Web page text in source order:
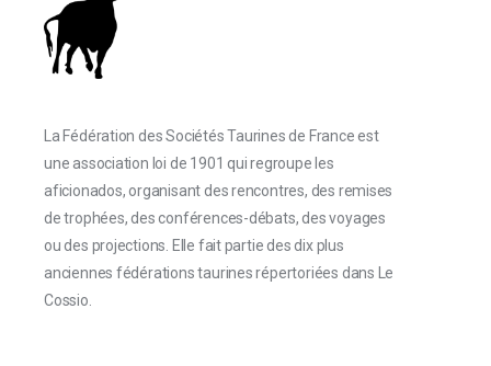
La Fédération des Sociétés Taurines de France est
une association loi de 1901 qui regroupe les
aficionados, organisant des rencontres, des remises
de trophées, des conférences-débats, des voyages
ou des projections. Elle fait partie des dix plus
anciennes fédérations taurines répertoriées dans Le
Cossio.